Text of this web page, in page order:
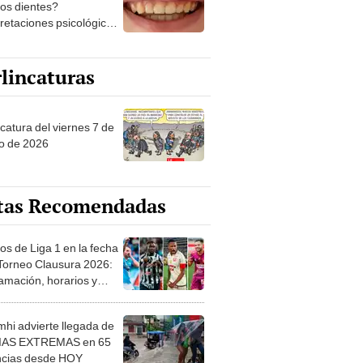
dientes?
psicológicas
del viernes 7 de
de 2026
Recomendadas
de Liga 1 en la fecha
Clausura 2026:
horarios y
advierte llegada de
EXTREMAS en 65
desde HOY